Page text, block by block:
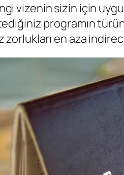
vizenin sizin için
programın
zorlukları en aza